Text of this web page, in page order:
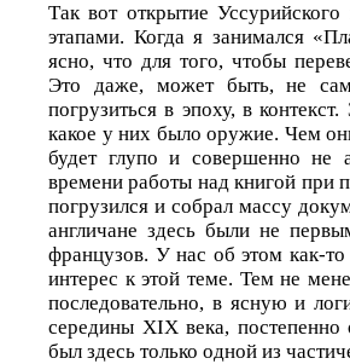
Так вот открытие
этапами. Когда я занимался
ясно, что для того, чтобы
Это даже, может быть, не
погрузиться в эпоху, в
какое у них было оружие. Чем
будет глупо и совершенно не
времени работы над книгой при
погрузился и собрал массу
англичане здесь были не
французов. У нас об этом как-
интерес к этой теме. Тем не
последовательно, в ясную и
середины XIX века,
был здесь только одной из